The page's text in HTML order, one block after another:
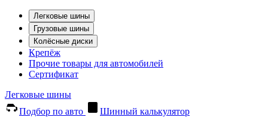
Легковые шины
Грузовые шины
Колёсные диски
Крепёж
Прочие товары для автомобилей
Сертификат
Легковые шины
Подбор по авто
Шинный калькулятор